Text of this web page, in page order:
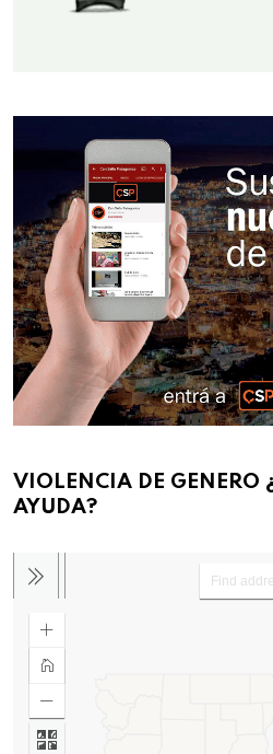
VIOLENCIA DE GENERO
AYUDA?